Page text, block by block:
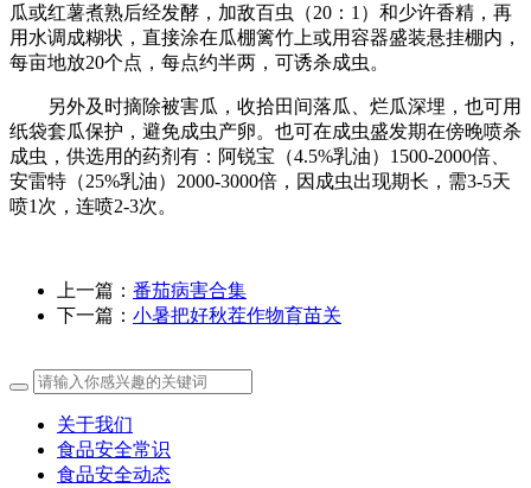
瓜或红薯煮熟后经发酵，加敌百虫（20：1）和少许香精，再
用水调成糊状，直接涂在瓜棚篱竹上或用容器盛装悬挂棚内，
每亩地放20个点，每点约半两，可诱杀成虫。
另外及时摘除被害瓜，收拾田间落瓜、烂瓜深埋，也可用
纸袋套瓜保护，避免成虫产卵。也可在成虫盛发期在傍晚喷杀
成虫，供选用的药剂有：阿锐宝（4.5%乳油）1500-2000倍、
安雷特（25%乳油）2000-3000倍，因成虫出现期长，需3-5天
喷1次，连喷2-3次。
上一篇： 番茄病害合集
下一篇： 小暑把好秋茬作物育苗关
关于我们
食品安全常识
食品安全动态